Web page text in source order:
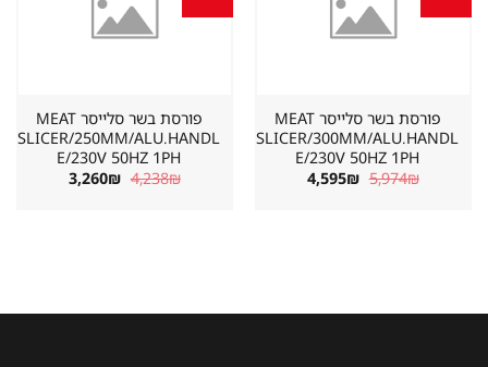
פורסת בשר סלייסר MEAT
SLICER/300MM/ALU.HANDL
E/230V 50HZ 1PH
5,974₪ המחיר
4,595₪ המחיר
הנוכחי
פורסת בשר סלייסר MEAT
SLICER/250MM/ALU.HANDL
E/230V 50HZ 1PH
4,238₪ המחיר
3,260₪ המחיר
הנוכחי